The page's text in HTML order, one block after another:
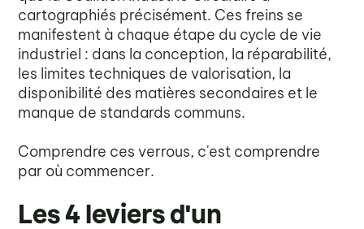
cartographiés précisément. Ces freins se
manifestent à chaque étape du cycle de vie
industriel : dans la conception, la réparabilité,
les limites techniques de valorisation, la
disponibilité des matières secondaires et le
manque de standards communs.
Comprendre ces verrous, c'est comprendre
par où commencer.
Les 4 leviers d'un